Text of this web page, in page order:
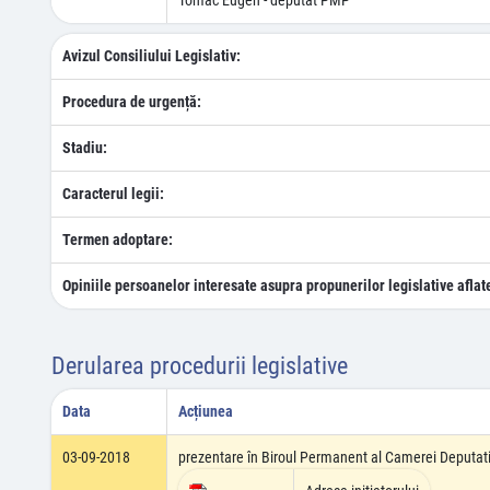
Avizul Consiliului Legislativ:
Procedura de urgență:
Stadiu:
Caracterul legii:
Termen adoptare:
Opiniile persoanelor interesate asupra propunerilor legislative
Derularea procedurii legislative
Data Acțiunea
03-09-2018
prezentare în Biroul Permanent al Camerei